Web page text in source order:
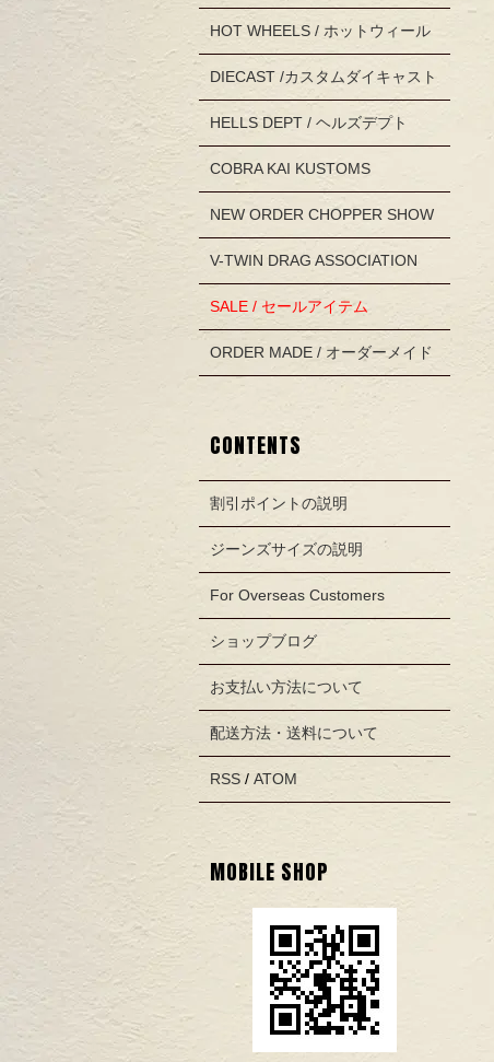
HOT WHEELS / ホットウィール
DIECAST /カスタムダイキャスト
HELLS DEPT / ヘルズデプト
COBRA KAI KUSTOMS
NEW ORDER CHOPPER SHOW
V-TWIN DRAG ASSOCIATION
SALE / セールアイテム
ORDER MADE / オーダーメイド
CONTENTS
割引ポイントの説明
ジーンズサイズの説明
For Overseas Customers
ショップブログ
お支払い方法について
配送方法・送料について
RSS / ATOM
MOBILE SHOP